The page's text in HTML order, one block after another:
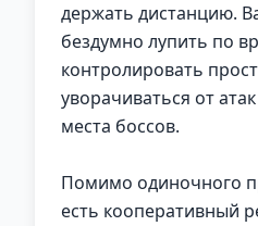
держать дистанцию.
бездумно лупить по
контролировать
уворачиваться от
места боссов.
Помимо одиночного
есть кооперативный